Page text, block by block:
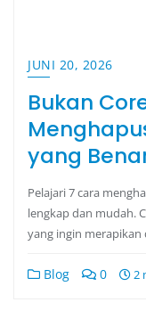
JUNI 20, 2026
Bukan
yang
Pelajari 7 cara
lengkap dan mudah.
yang ingin merapikan
Blog 0 2